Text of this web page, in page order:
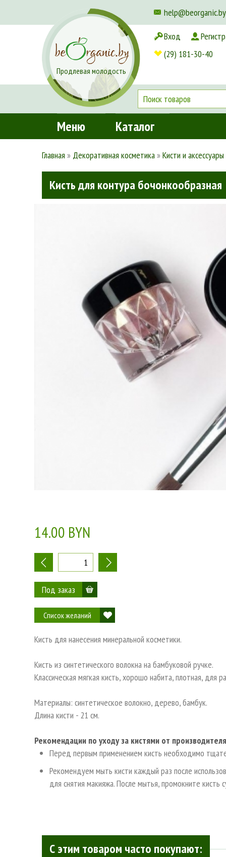
help@beorganic.by
Доставка и оплата
Продлевая молодость
Вход
(29) 181-30-40
Меню Каталог
Главная » Декоративная косметика»Кисти и аксессуары
Кисть для контура бочонкообразная
14.00 BYN
- +
Список желаний
Кисть для нанесения минеральной косметики.
Кисть из синтетического волокна на бамбуковой ручке.
Классическая мягкая кисть, хорошо набита, плотная, для
Материалы: синтетическое волокно, дерево, бамбук.
Длина кисти - 21 см.
Рекомендации по уходу за кистями от
Перед первым применением кисть необходимо
Рекомендуем мыть кисти каждый раз после
для снятия макияжа. После мытья, промокните
С этим товаром часто покупают: